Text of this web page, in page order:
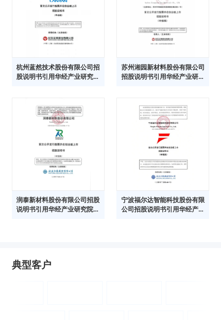
杭州蓝然技术股份有限公司招
股说明书引用华经产业研究院
苏州湘园新材料股份有限公司
招股说明书引用华经产业研究
润泰新材料股份有限公司招股
说明书引用华经产业研究院数
宁波福尔达智能科技股份有限
公司招股说明书引用华经产业
典型客户